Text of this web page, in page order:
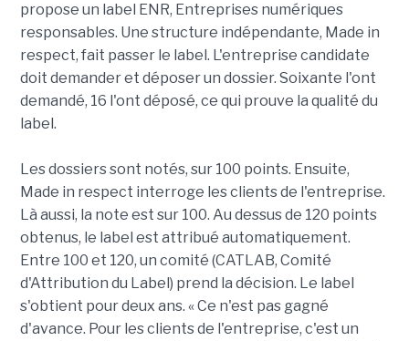
propose un label ENR, Entreprises numériques
responsables. Une structure indépendante, Made in
respect, fait passer le label. L'entreprise candidate
doit demander et déposer un dossier. Soixante l'ont
demandé, 16 l'ont déposé, ce qui prouve la qualité du
label.
Les dossiers sont notés, sur 100 points. Ensuite,
Made in respect interroge les clients de l'entreprise.
Là aussi, la note est sur 100. Au dessus de 120 points
obtenus, le label est attribué automatiquement.
Entre 100 et 120, un comité (CATLAB, Comité
d'Attribution du Label) prend la décision. Le label
s'obtient pour deux ans. « Ce n'est pas gagné
d'avance. Pour les clients de l'entreprise, c'est un